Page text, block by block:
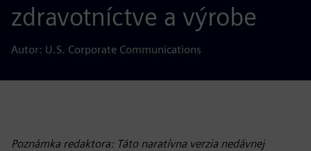
zdravotníctve a výrobe
Autor: U.S. Corporate Communications
Poznámka redaktora: Táto naratívna verzia nedávnej